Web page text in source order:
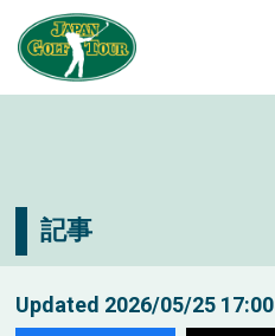
記事
Updated 2026/05/25 17:00